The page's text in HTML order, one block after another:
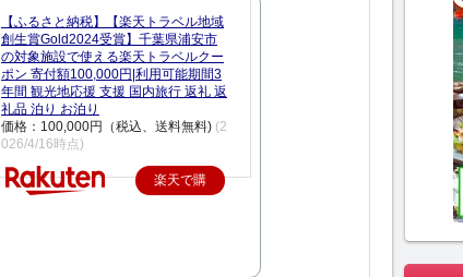
【ふるさと納税】【楽天トラベル地域
創生賞Gold2024受賞】千葉県浦安市
の対象施設で使える楽天トラベルクー
ポン 寄付額100,000円|利用可能期間3
年間 観光地応援 支援 国内旅行 返礼 返
礼品 泊り お泊り
価格：100,000円（税込、送料無料) (2
026/4/16時点)
楽天で購